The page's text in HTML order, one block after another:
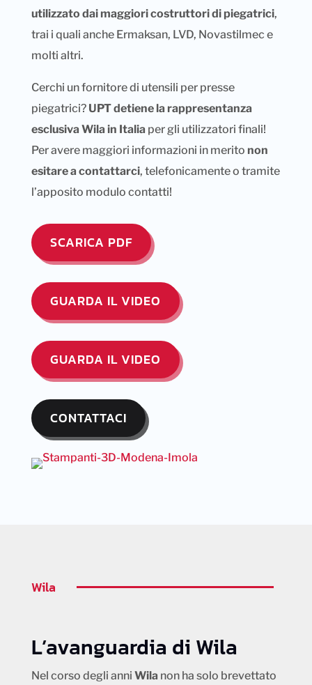
utilizzato dai maggiori costruttori di piegatrici,
trai i quali anche Ermaksan, LVD, Novastilmec e
molti altri.
Cerchi un fornitore di utensili per presse
piegatrici? UPT detiene la rappresentanza
esclusiva Wila in Italia per gli utilizzatori finali!
Per avere maggiori informazioni in merito non
esitare a contattarci, telefonicamente o tramite
l’apposito modulo contatti!
SCARICA PDF
GUARDA IL VIDEO
GUARDA IL VIDEO
CONTATTACI
Wila
L’avanguardia di Wila
Nel corso degli anni Wila non ha solo brevettato